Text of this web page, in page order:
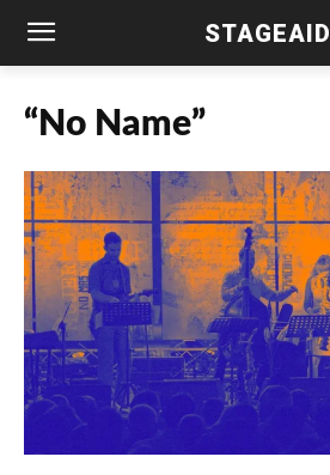
STAGEAID
“No Name”